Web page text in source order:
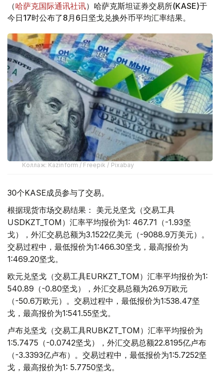
（哈萨克国际通讯社讯）哈萨克斯坦证券交易所(KASE)于
今日17时公布了8月6日坚戈兑换外币平均汇率结果。
Коллаж: Kazinform / Freepik / Pixabay
30个KASE成员参与了交易。
根据现货市场交易结果： 美元兑坚戈（交易工具
USDKZT_TOM）汇率平均报价为1: 467.71（-1.93坚
戈），外汇交易总额为3.1522亿美元（-9088.9万美元）。
交易过程中，最低报价为1:466.30坚戈，最高报价为
1:469.20坚戈。
欧元兑坚戈（交易工具EURKZT_TOM）汇率平均报价为1:
540.89（-0.80坚戈），外汇交易总额为26.9万欧元
（-50.6万欧元）。交易过程中，最低报价为1:538.47坚
戈，最高报价为1:541.55坚戈。
卢布兑坚戈（交易工具RUBKZT_TOM）汇率平均报价为
1:5.7475（-0.0742坚戈），外汇交易总额22.8195亿卢布
（-3.3393亿卢布）。交易过程中，最低报价为1:5.7252坚
戈，最高报价为1: 5.7750坚戈。